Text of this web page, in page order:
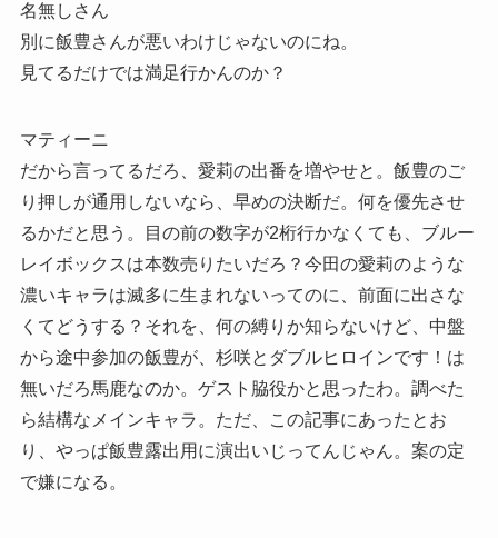
名無しさん
別に飯豊さんが悪いわけじゃないのにね。
見てるだけでは満足行かんのか？
マティーニ
だから言ってるだろ、愛莉の出番を増やせと。飯豊のご
り押しが通用しないなら、早めの決断だ。何を優先させ
るかだと思う。目の前の数字が2桁行かなくても、ブルー
レイボックスは本数売りたいだろ？今田の愛莉のような
濃いキャラは滅多に生まれないってのに、前面に出さな
くてどうする？それを、何の縛りか知らないけど、中盤
から途中参加の飯豊が、杉咲とダブルヒロインです！は
無いだろ馬鹿なのか。ゲスト脇役かと思ったわ。調べた
ら結構なメインキャラ。ただ、この記事にあったとお
り、やっぱ飯豊露出用に演出いじってんじゃん。案の定
で嫌になる。